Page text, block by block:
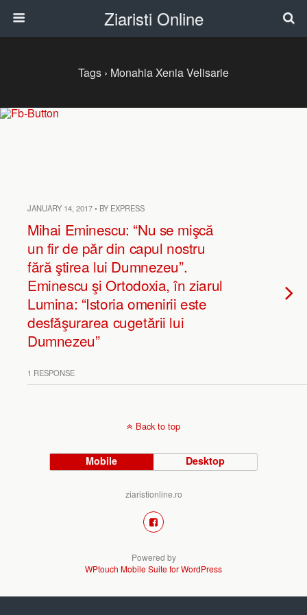
Ziaristi Online
Tags › Monahia Xenia Velisarie
JANUARY 14, 2017 • BY EXPRESS
Mihai Eminescu: “Nu se mişcă
un fir de păr din capul nostru
fără ştirea lui Dumnezeu”.
Eminescu şi Ortodoxia, în ziarul
Lumina: “Istoria omenirii este
desfăşurarea cugetării lui
Dumnezeu”
1 RESPONSE
Back to top
Mobile Desktop
ziaristionline.ro
Powered by
WPtouch Mobile Suite for WordPress